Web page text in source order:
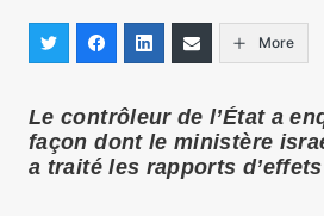
More
Le contrôleur de l’État a
façon dont le ministère
a traité les rapports